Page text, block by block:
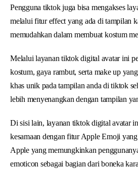
Pengguna tiktok juga bisa mengakses
melalui fitur effect yang ada di tampilan
memudahkan dalam membuat kostum
Melalui layanan tiktok digital avatar ini
kostum, gaya rambut, serta make up
khas unik pada tampilan anda di tiktok
lebih menyenangkan dengan tampilan
Di sisi lain, layanan tiktok digital avatar
kesamaan dengan fitur Apple Emoji
Apple yang memungkinkan
emoticon sebagai bagian dari boneka